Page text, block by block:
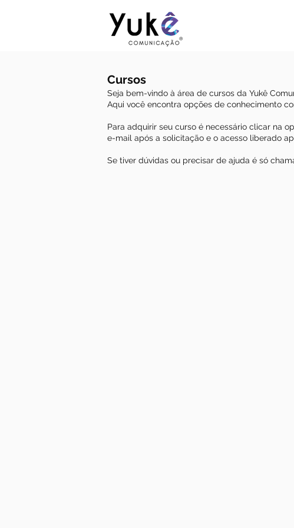
Cursos
Seja bem-vindo à área de cursos da Yukê
Aqui você encontra opções de conhecimento
Para adquirir seu curso é necessário clicar na
e-mail após a solicitação e o acesso liberado
Se tiver dúvidas ou precisar de ajuda é só